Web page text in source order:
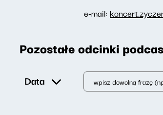
e-mail:
Pozostałe odcinki
Data